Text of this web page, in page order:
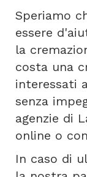
Speriamo
essere
la
costa una
interessati
senza
agenzie di
online o
In caso di